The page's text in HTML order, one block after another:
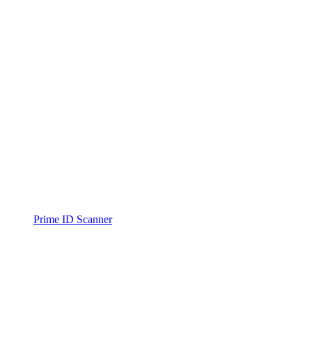
Prime ID Scanner